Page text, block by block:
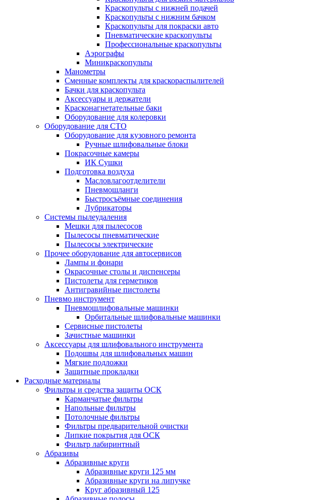
Краскопульты с нижней подачей
Краскопульты с нижним бачком
Краскопульты для покраски авто
Пневматические краскопульты
Профессиональные краскопульты
Аэрографы
Миникраскопульты
Манометры
Сменные комплекты для краскораспылителей
Бачки для краскопульта
Аксессуары и держатели
Красконагнетательные баки
Оборудование для колеровки
Оборудование для СТО
Оборудование для кузовного ремонта
Ручные шлифовальные блоки
Покрасочные камеры
ИК Сушки
Подготовка воздуха
Масловлагоотделители
Пневмошланги
Быстросъёмные соединения
Лубрикаторы
Системы пылеудаления
Мешки для пылесосов
Пылесосы пневматические
Пылесосы электрические
Прочее оборудование для автосервисов
Лампы и фонари
Окрасочные столы и диспенсеры
Пистолеты для герметиков
Антигравийные пистолеты
Пневмо инструмент
Пневмошлифовальные машинки
Орбитальные шлифовальные машинки
Сервисные пистолеты
Зачистные машинки
Аксессуары для шлифовального инструмента
Подошвы для шлифовальных машин
Мягкие подложки
Защитные прокладки
Расходные материалы
Фильтры и средства защиты ОСК
Карманчатые фильтры
Напольные фильтры
Потолочные фильтры
Фильтры предварительной очистки
Липкие покрытия для ОСК
Фильтр лабиринтный
Абразивы
Абразивные круги
Абразивные круги 125 мм
Абразивные круги на липучке
Круг абразивный 125